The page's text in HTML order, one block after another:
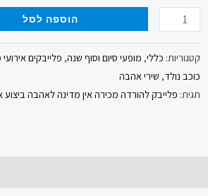
ביצוע
פסנתר
צביקה
פיק
הוספה לסל
קטגוריות: כללי, מופעי סיום וסוף שנה, פלייבקים
כוכב נולד, שירי אהבה
תגית: פלייבק להורדה מכירה אין מדינה לאהבה